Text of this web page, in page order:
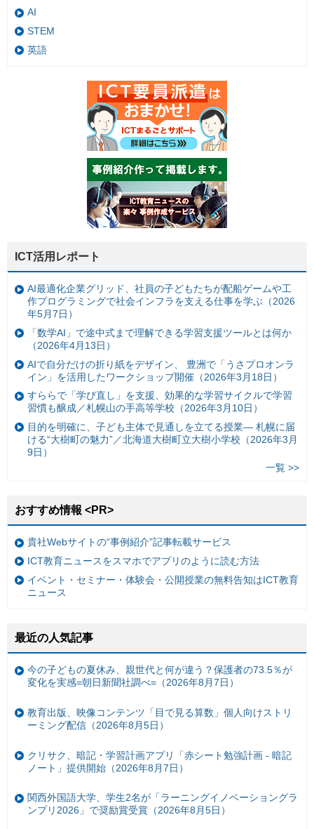
AI
STEM
英語
ICT活用レポート
AI最適化企業グリッド、社員の子どもたちが配船ゲームや工
作プログラミングで社会インフラを支える仕事を学ぶ（2026
年5月7日）
「数学AI」で途中式まで理解できる学習支援ツールとは何か
（2026年4月13日）
AIで自分だけの折り紙をデザイン、 豊洲で「うさプロオンラ
イン」を活用したワークショップ開催（2026年3月18日）
すららで「学び直し」を支援、効果的な学習サイクルで学習
習慣も醸成／札幌山の手高等学校（2026年3月10日）
目的を明確に、子ども主体で見通しを立てる授業— 札幌に届
ける“大樹町の魅力”／北海道大樹町立大樹小学校（2026年3月
9日）
一覧 >>
おすすめ情報 <PR>
貴社Webサイトの“事例紹介”記事転載サービス
ICT教育ニュースをスマホでアプリのように読む方法
イベント・セミナー・体験会・公開授業の無料告知はICT教育
ニュース
最近の人気記事
今の子どもの夏休み、親世代と何が違う？保護者の73.5％が
変化を実感=朝日新聞社調べ=（2026年8月7日）
教育出版、映像コンテンツ「目で見る算数」個人向けストリ
ーミング配信（2026年8月5日）
クリサク、暗記・学習計画アプリ「赤シート勉強計画 - 暗記
ノート」提供開始（2026年8月7日）
関西外国語大学、学生2名が「ラーニングイノベーショングラ
ンプリ2026」で奨励賞受賞（2026年8月5日）